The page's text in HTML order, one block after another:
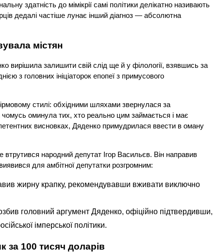
здатність до мімікрії самі політики делікатно називають
дедалі частіше лунає інший діагноз — абсолютна
містян
вирішила залишити свій слід ще й у філології, взявшись за
з головних ініціаторок епопеї з примусового
стилі: обхідними шляхами звернулася за
чомусь оминула тих, хто реально цим займається і має
висновках, Дяденко примудрилася ввести в оману
народний депутат Ігор Васильєв. Він направив
виявився для амбітної депутатки розгромним:
жирну крапку, рекомендувавши вживати виключно
головний аргумент Дяденко, офіційно підтвердивши,
імперської політики.
за 100 тисяч доларів